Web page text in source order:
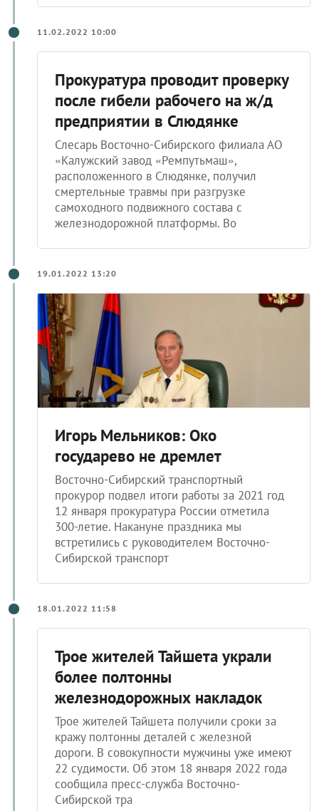
11.02.2022 10:00
Прокуратура проводит проверку
после гибели рабочего на ж/д
предприятии в Слюдянке
Слесарь Восточно-Сибирского филиала АО
«Калужский завод «Ремпутьмаш»,
расположенного в Слюдянке, получил
смертельные травмы при разгрузке
самоходного подвижного состава с
железнодорожной платформы. Во
19.01.2022 13:20
Игорь Мельников: Око
государево не дремлет
Восточно-Сибирский транспортный
прокурор подвел итоги работы за 2021 год
12 января прокуратура России отметила
300-летие. Накануне праздника мы
встретились с руководителем Восточно-
Сибирской транспорт
18.01.2022 11:58
Трое жителей Тайшета украли
более полтонны
железнодорожных накладок
Трое жителей Тайшета получили сроки за
кражу полтонны деталей с железной
дороги. В совокупности мужчины уже имеют
22 судимости. Об этом 18 января 2022 года
сообщила пресс-служба Восточно-
Сибирской тра